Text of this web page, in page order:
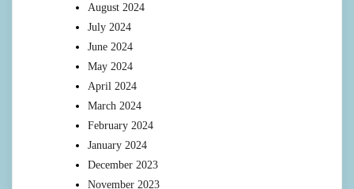
August 2024
July 2024
June 2024
May 2024
April 2024
March 2024
February 2024
January 2024
December 2023
November 2023